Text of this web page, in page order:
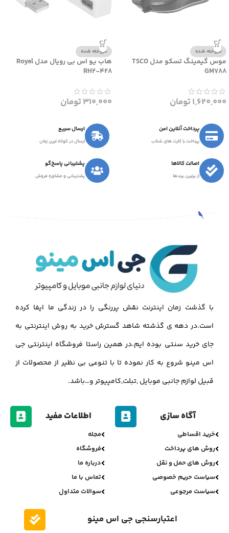
فروخته شده
موس گیمینگ تسکو مدل TSCO
GM788
1,620,000تومان
فروخته شده
هاب یو اس بی رویال مدل Royal
RH2-428
310,000تومان
پرداخت آنلاین امن
پرداخت با کارت های شتاب
ارسال سریع
ارسال در کوتاه ترین زمان
اصالت کالاها
از برترین برندها
پشتیبانی پاسخ‌گو
پشتیبانی و مشاوره فروش
با گذشت زمان اینترنت نقش پررنگی را در زندگی ما ایفا کرده
است.در دهه ی گذشته شاهد گسترش خرید به روش اینترنتی به
جای خرید سنتی بوده ایم.در همین راستا فروشگاه اینترنتی جی
اس مینو شروع به کار نموده تا با تنوعی بی نظیر از محصولات از
قبیل لوازم جانبی موبایل ,تبلت,کامپیوتر و…باشد.
آگاه سازی
خرید اقساطی
روش های پرداخت
روش های حمل و نقل
سیاست حریم خصوصی
سیاست مرجوعی
اطلاعات مفید
مجله
فروشگاه
درباره ما
تماس با ما
سوالات متداول
اعتبارسنجی جی اس مینو